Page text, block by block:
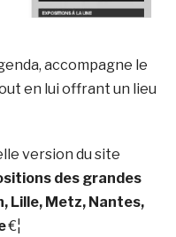
accompagne le
en lui offrant un lieu
version du site
des grandes
Lille, Metz, Nantes,
€¦